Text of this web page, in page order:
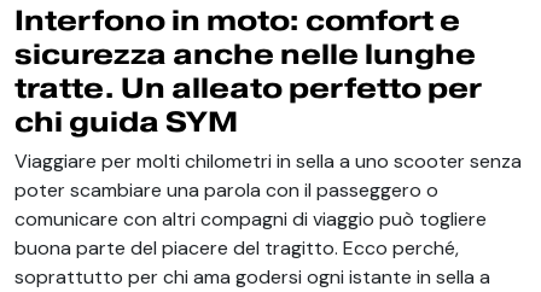
Interfono in moto: comfort e
sicurezza anche nelle lunghe
tratte. Un alleato perfetto per
chi guida SYM
Viaggiare per molti chilometri in sella a uno scooter senza
poter scambiare una parola con il passeggero o
comunicare con altri compagni di viaggio può togliere
buona parte del piacere del tragitto. Ecco perché,
soprattutto per chi ama godersi ogni istante in sella a